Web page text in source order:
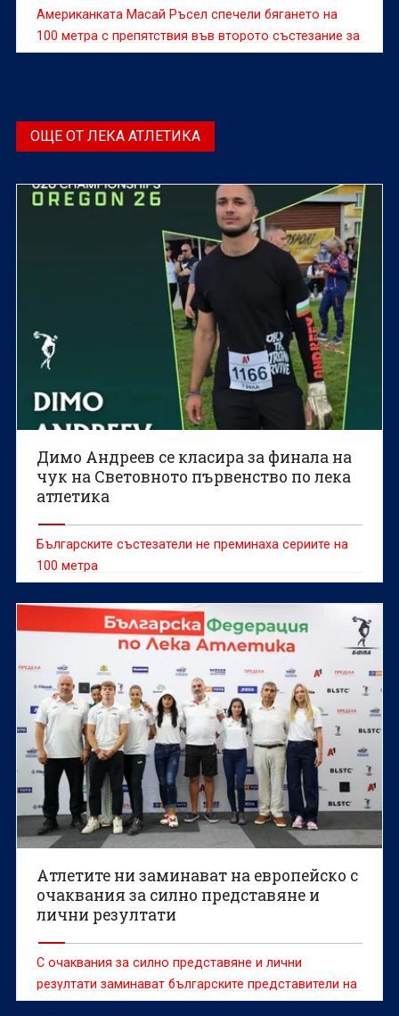
Американката Масай Ръсел спечели бягането на
100 метра с препятствия във второто състезание за
сезона от Диамантената лига по лека атлетика в
ОЩЕ ОТ ЛЕКА АТЛЕТИКА
Димо Андреев се класира за финала на
чук на Световното първенство по лека
атлетика
Българските състезатели не преминаха сериите на
100 метра
Атлетите ни заминават на европейско с
очаквания за силно представяне и
лични резултати
С очаквания за силно представяне и лични
резултати заминават българските представители на
европейското първенство по лека атлетика, което